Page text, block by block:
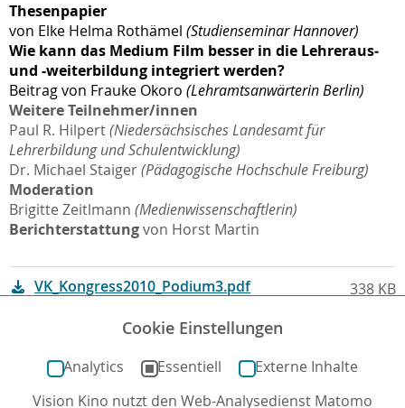
Thesenpapier
von Elke Helma Rothämel (Studienseminar Hannover)
Wie kann das Medium Film besser in die Lehreraus‐
und -weiterbildung integriert werden?
Beitrag von Frauke Okoro (Lehramtsanwärterin Berlin)
Weitere Teilnehmer/innen
Paul R. Hilpert(Niedersächsisches Landesamt für
Lehrerbildung und Schulentwicklung)
Dr. Michael Staiger(Pädagogische Hochschule Freiburg)
Moderation
Brigitte Zeitlmann (Medienwissenschaftlerin)
Berichterstattungvon Horst Martin
VK_Kongress2010_Podium3.pdf 338 KB
Cookie Einstellungen
Analytics Essentiell
Externe Inhalte
Vision Kino nutzt den Web-Analysedienst Matomo